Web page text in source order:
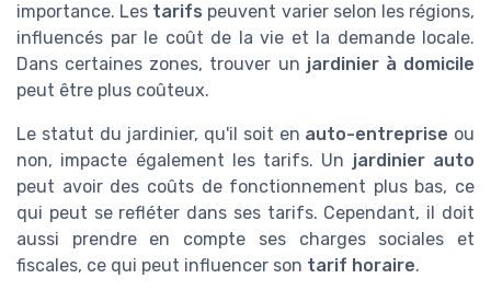
importance. Les tarifs peuvent varier selon les régions,
influencés par le coût de la vie et la demande locale.
Dans certaines zones, trouver un jardinier à domicile
peut être plus coûteux.
Le statut du jardinier, qu'il soit en auto-entreprise ou
non, impacte également les tarifs. Un jardinier auto
peut avoir des coûts de fonctionnement plus bas, ce
qui peut se refléter dans ses tarifs. Cependant, il doit
aussi prendre en compte ses charges sociales et
fiscales, ce qui peut influencer son tarif horaire.